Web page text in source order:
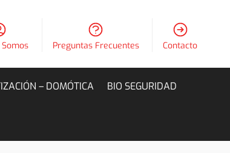
Preguntas Frecuentes Contacto
– DOMÓTICA BIO SEGURIDAD